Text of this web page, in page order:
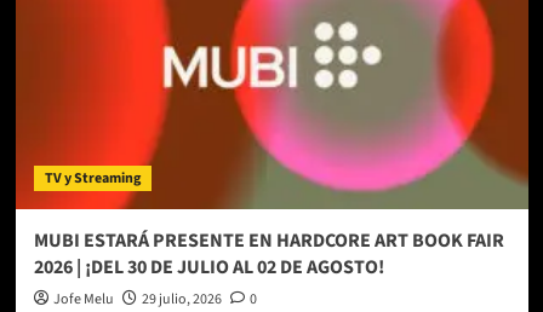
TV y Streaming
MUBI ESTARÁ PRESENTE EN HARDCORE ART BOOK FAIR
2026 | ¡DEL 30 DE JULIO AL 02 DE AGOSTO!
Jofe Melu 29 julio, 2026 0